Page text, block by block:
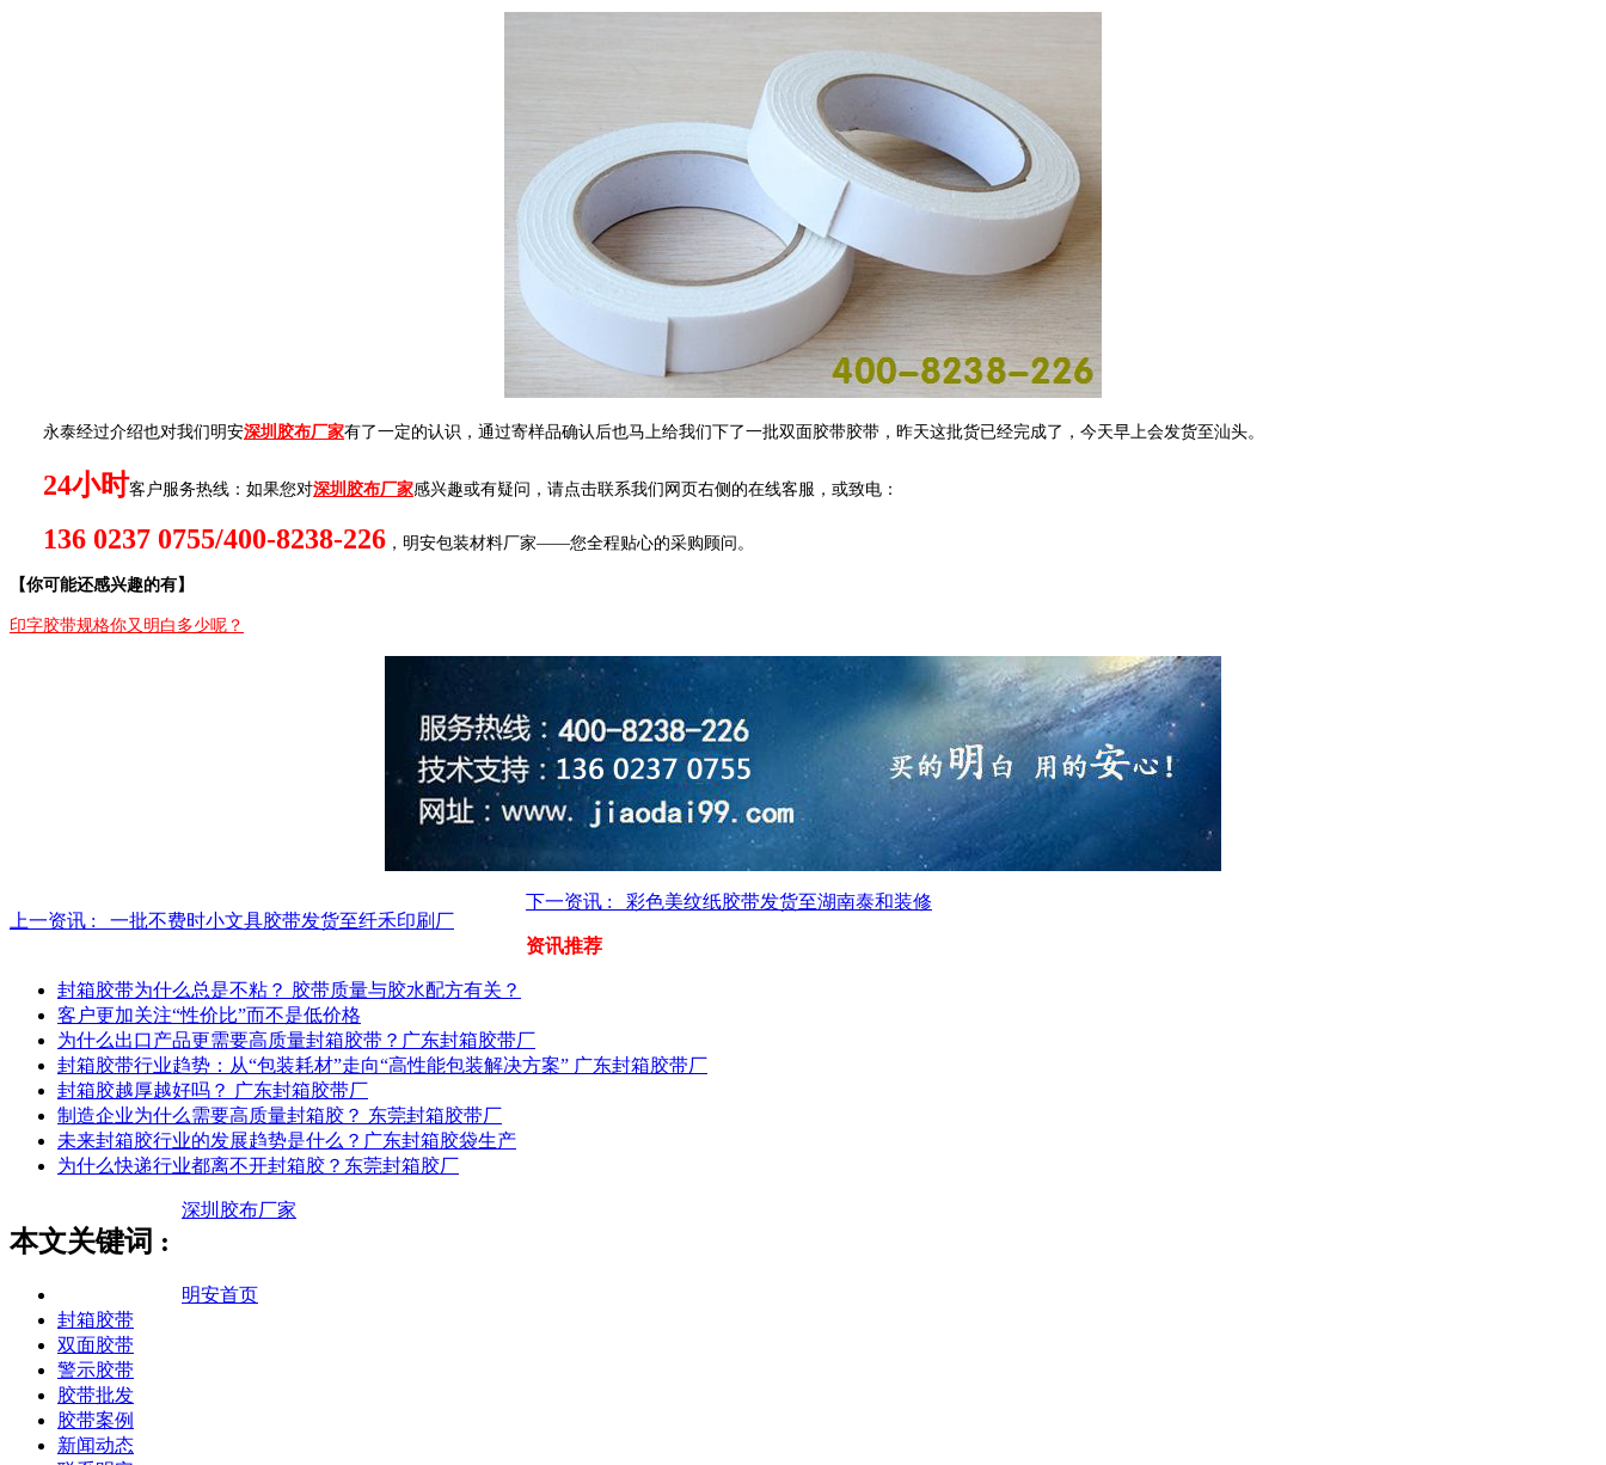
永泰经过介绍也对我们明安深圳胶布厂家有了一定的认识，通过寄样品确认后也马上给我们下了一批双面胶带胶带，昨天这批货已经完成了，今天早上会发货至汕头。
24小时客户服务热线：如果您对深圳胶布厂家感兴趣或有疑问，请点击联系我们网页右侧的在线客服，或致电：
136 0237 0755/400-8238-226 ，明安包装材料厂家——您全程贴心的采购顾问。
【你可能还感兴趣的有】
印字胶带规格你又明白多少呢？
上一资讯 : 一批不费时小文具胶带发货至纤禾印刷厂
下一资讯 : 彩色美纹纸胶带发货至湖南泰和装修
资讯推荐
封箱胶带为什么总是不粘？ 胶带质量与胶水配方有关？
客户更加关注“性价比”而不是低价格
为什么出口产品更需要高质量封箱胶带？广东封箱胶带厂
封箱胶带行业趋势：从“包装耗材”走向“高性能包装解决方案” 广东封箱胶带厂
封箱胶越厚越好吗？ 广东封箱胶带厂
制造企业为什么需要高质量封箱胶？ 东莞封箱胶带厂
未来封箱胶行业的发展趋势是什么？广东封箱胶袋生产
为什么快递行业都离不开封箱胶？东莞封箱胶厂
本文关键词 :
深圳胶布厂家
明安首页
封箱胶带
双面胶带
警示胶带
胶带批发
胶带案例
新闻动态